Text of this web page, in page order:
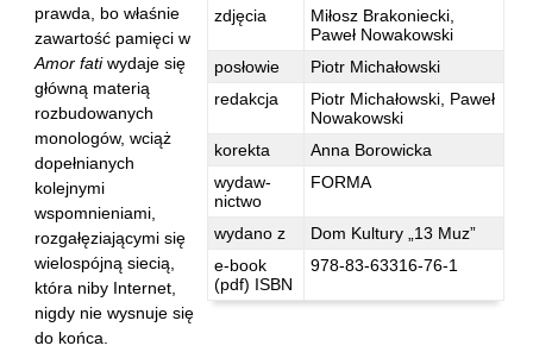
Holden Gojtowski Jarek
Hrynacz Tomasz
Jakób Lech M.
Jakubowski Jarosław
Jakubowski Paweł
Jasina Zbigniew
Jentys-Borelowska Maria
Jocher Waldemar
Jonaszko Jolanta
Juzyszyn Wojciech
zdjęcia
Miłosz Brakoniecki,
Paweł Nowakowski
posłowie
Piotr Michałowski
redakcja
Piotr Michałowski, Paweł
Nowakowski
korekta
Anna Borowicka
wydaw-
nictwo
FORMA
wydano z
Dom Kultury „13 Muz”
e-book
(pdf) ISBN
978-83-63316-76-1
prawda, bo właśnie
zawartość pamięci w
Amor fatiwydaje się
główną materią
rozbudowanych
monologów, wciąż
dopełnianych
kolejnymi
wspomnieniami,
rozgałęziającymi się
wielospójną siecią,
która niby Internet,
nigdy nie wysnuje się
do końca.